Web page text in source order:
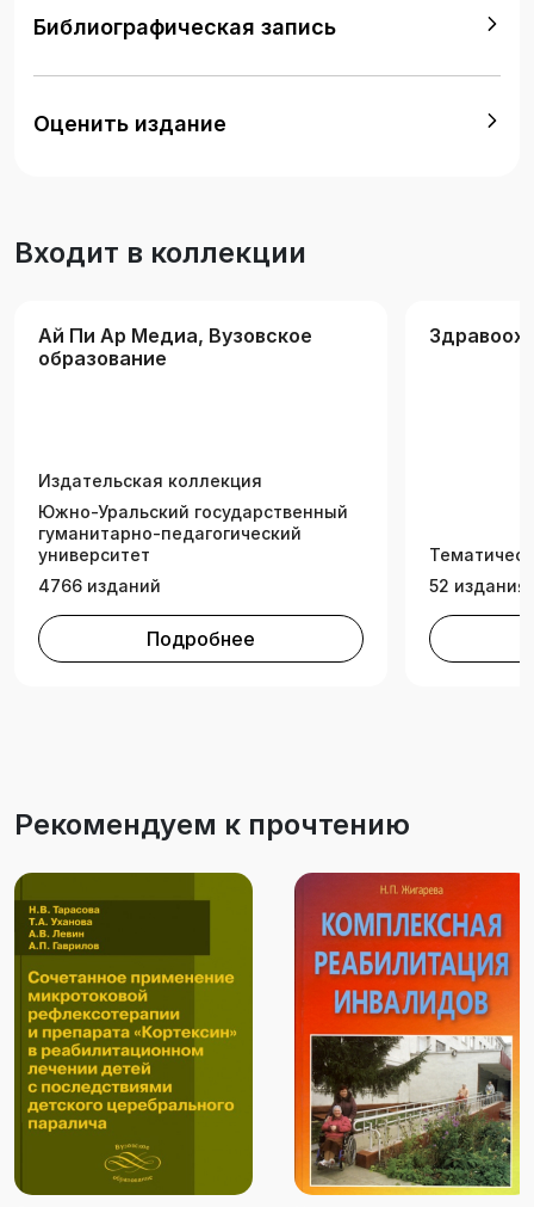
соответствует Федеральному
стандарту высшего образования.
Предназначено для студентов, обучающихся
по укрупненной группе направлений
реабилитация при заболеваниях в детском и
Библиографическая запись
Оценить издание
Входит в коллекции
Ай Пи Ар Медиа, Вузовское
образование
Издательская коллекция
Южно-Уральский государственный
гуманитарно-педагогический
университет
4766 изданий
Подробнее
52 издания
Рекомендуем к прочтению